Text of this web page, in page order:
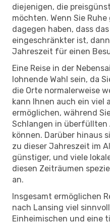
diejenigen, die
möchten. Wenn Sie
dagegen haben, dass
eingeschränkter ist,
Jahreszeit für einen
Eine Reise in der
lohnende Wahl sein, da
die Orte normalerweise
kann Ihnen auch ein viel
ermöglichen, während
Schlangen in
können. Darüber hinaus
zu dieser Jahreszeit im
günstiger, und viele
diesen Zeiträumen
an.
Insgesamt ermöglichen
nach Lansing viel
Einheimischen und eine